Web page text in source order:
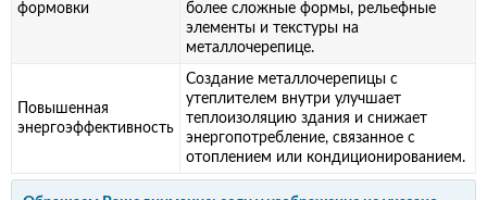
формовки
более сложные формы, рельефные
элементы и текстуры на
металлочерепице.
Повышенная
энергоэффективность
Создание металлочерепицы с
утеплителем внутри улучшает
теплоизоляцию здания и снижает
энергопотребление, связанное с
отоплением или кондиционированием.